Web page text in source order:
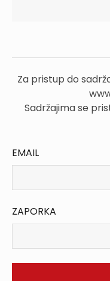
Za pristup do
Sadržajima se
EMAIL
ZAPORKA